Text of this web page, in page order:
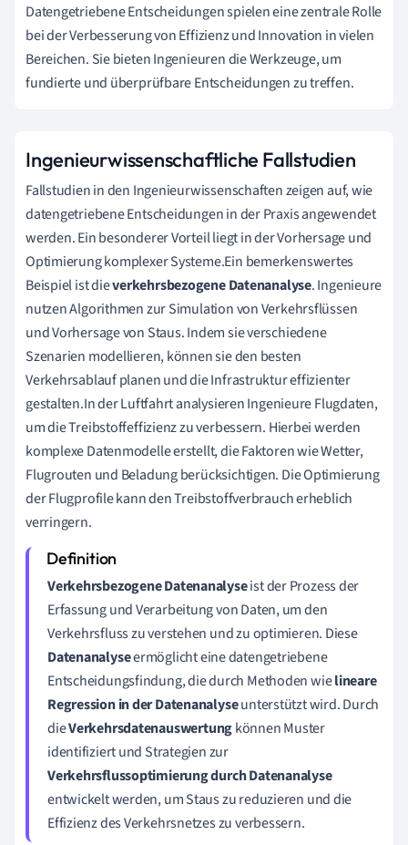
Datengetriebene Entscheidungen spielen eine zentrale Rolle
bei der Verbesserung von Effizienz und Innovation in vielen
Bereichen. Sie bieten Ingenieuren die Werkzeuge, um
fundierte und überprüfbare Entscheidungen zu treffen.
Ingenieurwissenschaftliche Fallstudien
Fallstudien in den Ingenieurwissenschaften zeigen auf, wie
datengetriebene Entscheidungen in der Praxis angewendet
werden. Ein besonderer Vorteil liegt in der Vorhersage und
Optimierung komplexer Systeme.Ein bemerkenswertes
Beispiel ist dieverkehrsbezogene Datenanalyse. Ingenieure
nutzen Algorithmen zur Simulation von Verkehrsflüssen
und Vorhersage von Staus. Indem sie verschiedene
Szenarien modellieren, können sie den besten
Verkehrsablauf planen und die Infrastruktur effizienter
gestalten.In der Luftfahrt analysieren Ingenieure Flugdaten,
um die Treibstoffeffizienz zu verbessern. Hierbei werden
komplexe Datenmodelle erstellt, die Faktoren wie Wetter,
Flugrouten und Beladung berücksichtigen. Die Optimierung
der Flugprofile kann den Treibstoffverbrauch erheblich
verringern.
Verkehrsbezogene Datenanalyseist der Prozess der
Erfassung und Verarbeitung von Daten, um den
Verkehrsfluss zu verstehen und zu optimieren. Diese
Datenanalyseermöglicht eine datengetriebene
Entscheidungsfindung, die durch Methoden wielineare
Regression in der Datenanalyseunterstützt wird. Durch
dieVerkehrsdatenauswertungkönnen Muster
identifiziert und Strategien zur
Verkehrsflussoptimierung durch Datenanalyse
entwickelt werden, um Staus zu reduzieren und die
Effizienz des Verkehrsnetzes zu verbessern.